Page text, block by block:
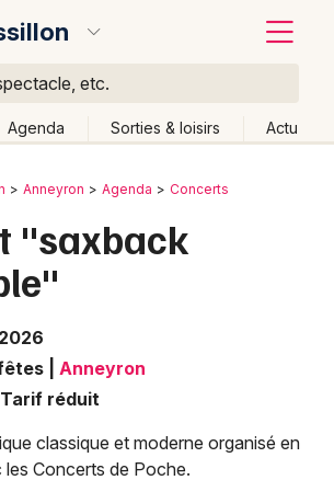
etc.
Agenda Sorties & loisirs Actu
Anneyron Agenda Concerts
"saxback
Anneyron
réduit
classique et moderne organisé en
Concerts de Poche.
moi Changer de lieu